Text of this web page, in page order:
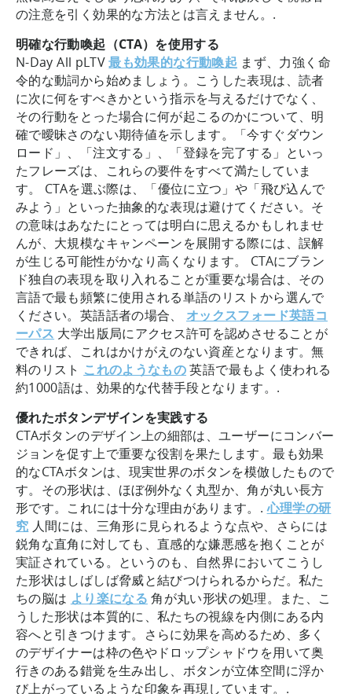
の注意を引く効果的な方法とは言えません。.
明確な行動喚起（CTA）を使用する
N-Day All pLTV最も効果的な行動喚起 まず、力強く命
令的な動詞から始めましょう。こうした表現は、読者
に次に何をすべきかという指示を与えるだけでなく、
その行動をとった場合に何が起こるのかについて、明
確で曖昧さのない期待値を示します。「今すぐダウン
ロード」、「注文する」、「登録を完了する」といっ
たフレーズは、これらの要件をすべて満たしていま
す。 CTAを選ぶ際は、「優位に立つ」や「飛び込んで
みよう」といった抽象的な表現は避けてください。そ
の意味はあなたにとっては明白に思えるかもしれませ
んが、大規模なキャンペーンを展開する際には、誤解
が生じる可能性がかなり高くなります。 CTAにブラン
ド独自の表現を取り入れることが重要な場合は、その
言語で最も頻繁に使用される単語のリストから選んで
ください。英語話者の場合、 オックスフォード英語コ
ーパス 大学出版局にアクセス許可を認めさせることが
できれば、これはかけがえのない資産となります。無
料のリスト これのようなもの英語で最もよく使われる
約1000語は、効果的な代替手段となります。.
優れたボタンデザインを実践する
CTAボタンのデザイン上の細部は、ユーザーにコンバー
ジョンを促す上で重要な役割を果たします。最も効果
的なCTAボタンは、現実世界のボタンを模倣したもので
す。その形状は、ほぼ例外なく丸型か、角が丸い長方
形です。これには十分な理由があります。.心理学の研
究 人間には、三角形に見られるような点や、さらには
鋭角な直角に対しても、直感的な嫌悪感を抱くことが
実証されている。というのも、自然界においてこうし
た形状はしばしば脅威と結びつけられるからだ。私た
ちの脳は より楽になる 角が丸い形状の処理。また、こ
うした形状は本質的に、私たちの視線を内側にある内
容へと引きつけます。さらに効果を高めるため、多く
のデザイナーは枠の色やドロップシャドウを用いて奥
行きのある錯覚を生み出し、ボタンが立体空間に浮か
び上がっているような印象を再現しています。.